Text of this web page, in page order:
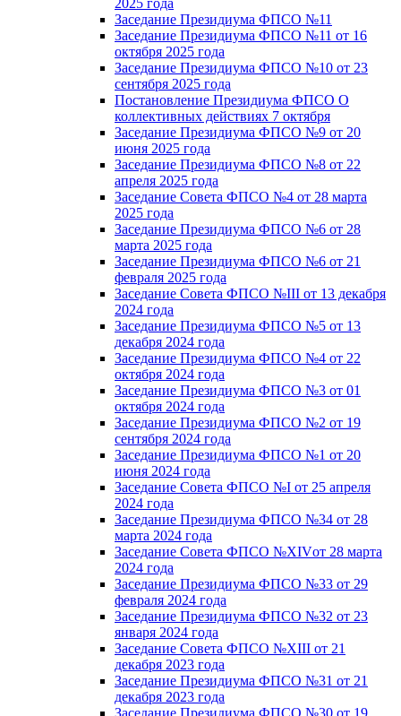
Заседание Президиума ФПСО №11
Заседание Президиума ФПСО №11 от 16
октября 2025 года
Заседание Президиума ФПСО №10 от 23
сентября 2025 года
Постановление Президиума ФПСО О
коллективных действиях 7 октября
Заседание Президиума ФПСО №9 от 20
июня 2025 года
Заседание Президиума ФПСО №8 от 22
апреля 2025 года
Заседание Совета ФПСО №4 от 28 марта
2025 года
Заседание Президиума ФПСО №6 от 28
марта 2025 года
Заседание Президиума ФПСО №6 от 21
февраля 2025 года
Заседание Совета ФПСО №III от 13 декабря
2024 года
Заседание Президиума ФПСО №5 от 13
декабря 2024 года
Заседание Президиума ФПСО №4 от 22
октября 2024 года
Заседание Президиума ФПСО №3 от 01
октября 2024 года
Заседание Президиума ФПСО №2 от 19
сентября 2024 года
Заседание Президиума ФПСО №1 от 20
июня 2024 года
Заседание Совета ФПСО №I от 25 апреля
2024 года
Заседание Президиума ФПСО №34 от 28
марта 2024 года
Заседание Совета ФПСО №XIVот 28 марта
2024 года
Заседание Президиума ФПСО №33 от 29
февраля 2024 года
Заседание Президиума ФПСО №32 от 23
января 2024 года
Заседание Совета ФПСО №XIII от 21
декабря 2023 года
Заседание Президиума ФПСО №31 от 21
декабря 2023 года
Заседание Президиума ФПСО №30 от 19